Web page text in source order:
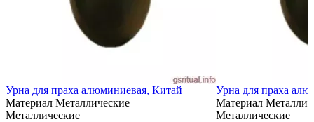
Урна для праха алюминиевая, Китай
Материал Металлические
Металлические
Урна для праха
Материал
Металлические